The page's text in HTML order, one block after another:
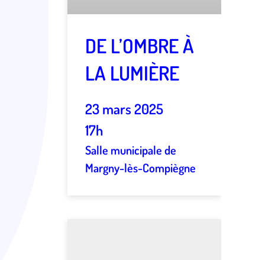
DE L’OMBRE À
LA LUMIÈRE
23 mars 2025
17h
Salle municipale de
Margny-lès-Compiègne